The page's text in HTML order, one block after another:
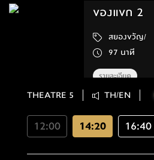
ของแขก 2
สยองขวัญ/
97 นาที
รายละเอียด
THEATRE 5 TH/EN
12:00 14:20 16:40